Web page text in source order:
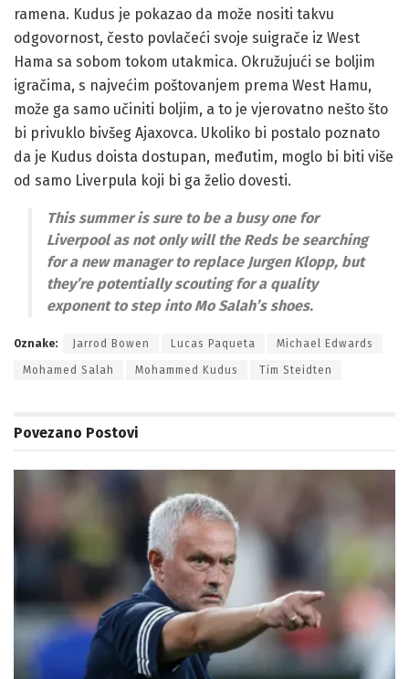
ramena. Kudus je pokazao da može nositi takvu
odgovornost, često povlačeći svoje suigrače iz West
Hama sa sobom tokom utakmica. Okružujući se boljim
igračima, s najvećim poštovanjem prema West Hamu,
može ga samo učiniti boljim, a to je vjerovatno nešto što
bi privuklo bivšeg Ajaxovca. Ukoliko bi postalo poznato
da je Kudus doista dostupan, međutim, moglo bi biti više
od samo Liverpula koji bi ga želio dovesti.
This summer is sure to be a busy one for
Liverpool as not only will the Reds be searching
for a new manager to replace Jurgen Klopp, but
they’re potentially scouting for a quality
exponent to step into Mo Salah’s shoes.
Oznake: Jarrod Bowen Lucas Paqueta Michael Edwards
Mohamed Salah Mohammed Kudus Tim Steidten
Povezano Postovi